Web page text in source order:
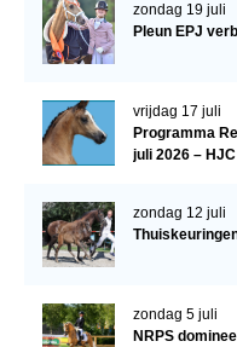
Word vrijiwilliger
KALENDER
Evenementen
ACCOUNT AANMAKEN
zondag 19 juli
Pleun EPJ
vrijdag 17 juli
Programma
juli 2026 –
zondag 12 juli
zondag 5 juli
NRPS